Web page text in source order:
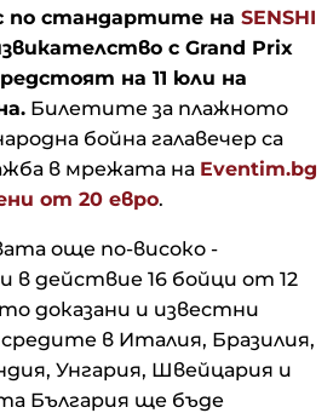
по стандартите на SENSHI
с Grand Prix
на 11 юли на
Билетите за плажното
бойна галавечер са
в мрежата на Eventim.bg
от 20 евро.
още по-високо -
в действие 16 бойци от 12
доказани и известни
в Италия, Бразилия,
Унгария, Швейцария и
България ще бъде